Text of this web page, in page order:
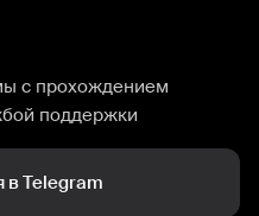
с прохождением
поддержки
в Telegram